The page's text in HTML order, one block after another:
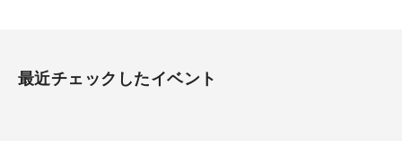
最近チェックしたイベント